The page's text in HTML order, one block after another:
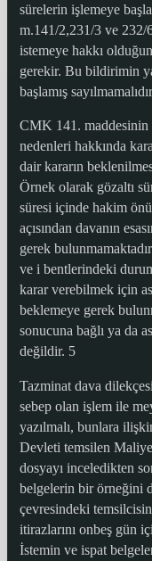
sürelerin işlemeye
m.141/2,231/3 ve 232/
istemeye hakkı
gerekir. Bu bildirimin
başlamış
CMK 141. maddesinin
nedenleri hakkında
dair kararın
Örnek olarak gözaltı
süresi içinde hakim
açısından davanın
gerek
ve i bentlerindeki
karar verebilmek için
beklemeye gerek
sonucuna bağlı ya da
değildir. 5
Tazminat dava
sebep olan işlem ile
yazılmalı, bunlara
Devleti temsilen
dosyayı inceledikten
belgelerin bir örneğini
çevresindeki
itirazlarını onbeş gün
İstemin ve ispat